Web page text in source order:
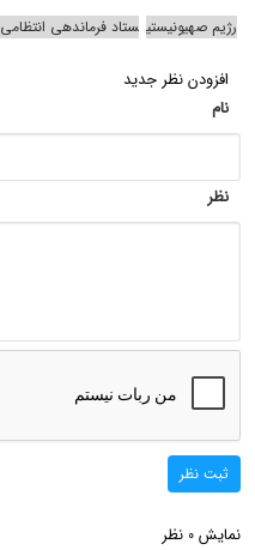
رژیم صهیونیستی ستاد فرماندهی انتظامی
افزودن نظر جدید
نام
نظر
ثبت نظر
نمایش 0 نظر